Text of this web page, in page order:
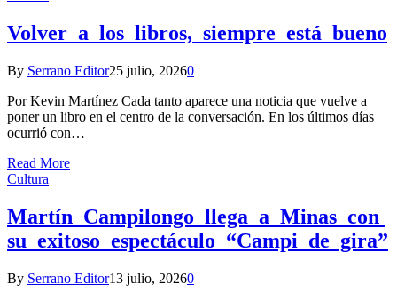
Volver a los libros, siempre está bueno
By Serrano Editor25 julio, 20260
Por Kevin Martínez Cada tanto aparece una noticia que vuelve a
poner un libro en el centro de la conversación. En los últimos días
ocurrió con…
Read More
Cultura
Martín Campilongo llega a Minas con
su exitoso espectáculo “Campi de gira”
By Serrano Editor13 julio, 20260